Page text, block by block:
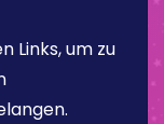
Links, um zu